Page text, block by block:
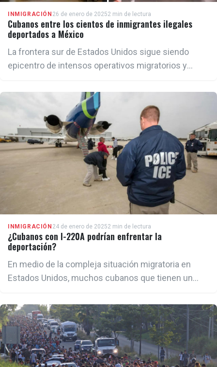
INMIGRACIÓN 26 de enero de 20252 min de lectura
Cubanos entre los cientos de inmigrantes ilegales
deportados a México
La frontera sur de Estados Unidos sigue siendo
epicentro de intensos operativos migratorios y
de personas que ingresan al país de manera ilegal
INMIGRACIÓN 24 de enero de 20252 min de lectura
¿Cubanos con I-220A podrían enfrentar la
deportación?
En medio de la compleja situación migratoria en
Estados Unidos, muchos cubanos que tienen un
posibilidad de ser deportados.